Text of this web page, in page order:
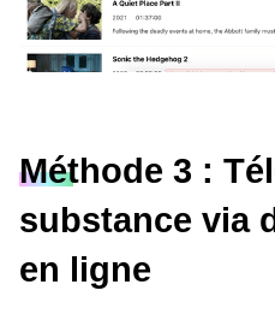
Méthode 3 :
substance via
en ligne